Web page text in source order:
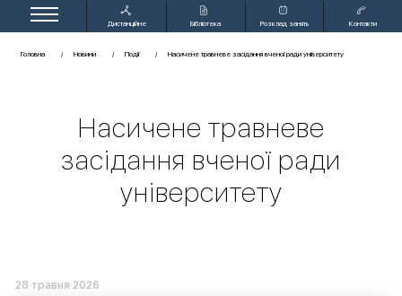
Дистанційне
Бібліотека Розклад занять Контакти
Головна Новини Події Насичене травневе засідання вченої ради університету
Насичене травневе
засідання вченої ради
університету
28 травня 2026